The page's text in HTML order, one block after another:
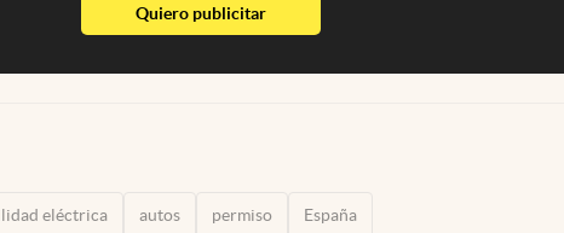
Quiero publicitarabre en nueva pestaña
eléctrica autos permiso España